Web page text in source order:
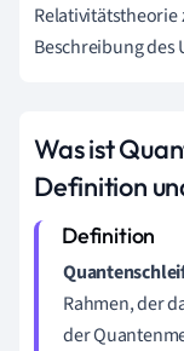
Relativitätstheorie
Beschreibung des
Was ist
Definition
Rahmen, der
der